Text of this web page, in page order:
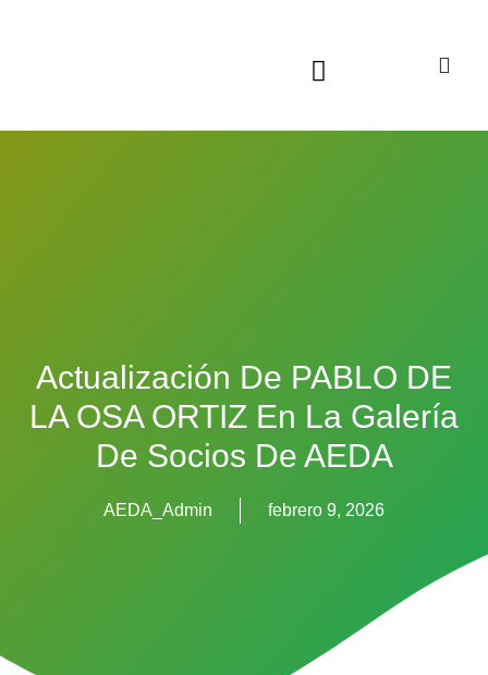
Actualización De PABLO DE
LA OSA ORTIZ En La Galería
De Socios De AEDA
AEDA_Admin febrero 9, 2026